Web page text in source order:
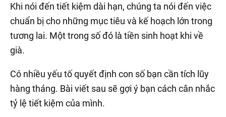
Khi nói đến tiết kiệm dài hạn, chúng ta nói đến việc
chuẩn bị cho những mục tiêu và kế hoạch lớn trong
tương lai. Một trong số đó là tiền sinh hoạt khi về
già.
Có nhiều yếu tố quyết định con số bạn cần tích lũy
hàng tháng. Bài viết sau sẽ gợi ý bạn cách cân nhắc
tỷ lệ tiết kiệm của mình.